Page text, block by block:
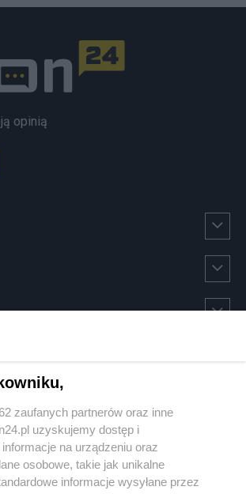
opinią
zaufanych partnerów oraz inne
uzyskujemy dostęp i
na urządzeniu oraz
osobowe, takie jak unikalne
informacje wysyłane przez